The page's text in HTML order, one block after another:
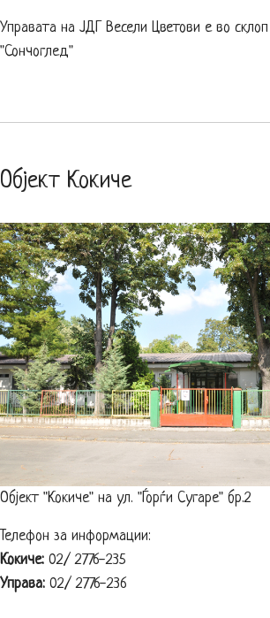
Управата на ЈДГ Весели Цветови е во склоп
"Сончоглед"
Објект Кокиче
Објект "Кокиче" на ул. "Ѓорѓи Сугаре" бр.2
Телефон за информации:
Кокиче: 02/ 2776-235
Управа: 02/ 2776-236